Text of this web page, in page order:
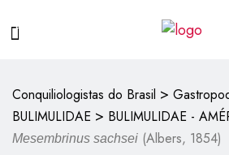
Conquiliologistas do Brasil >
BULIMULIDAE > BULIMULIDAE -
Mesembrinus sachsei (Albers, 1854)